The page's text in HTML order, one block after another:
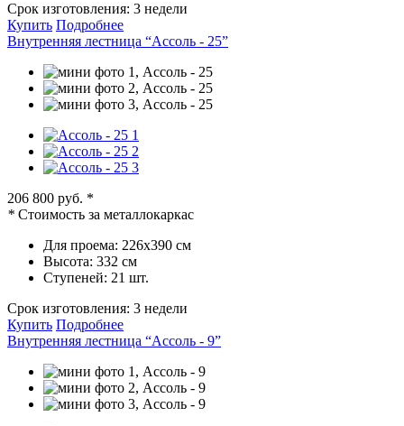
Срок изготовления: 3 недели
Купить Подробнее
Внутренняя лестница “Ассоль - 25”
206 800 руб. *
* Стоимость за металлокаркас
Для проема: 226х390 см
Высота: 332 см
Ступеней: 21 шт.
Срок изготовления: 3 недели
Купить Подробнее
Внутренняя лестница “Ассоль - 9”